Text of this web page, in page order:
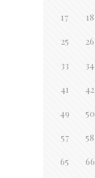
17 18
25 26
33 34
41 42
49 50
57 58
65 66